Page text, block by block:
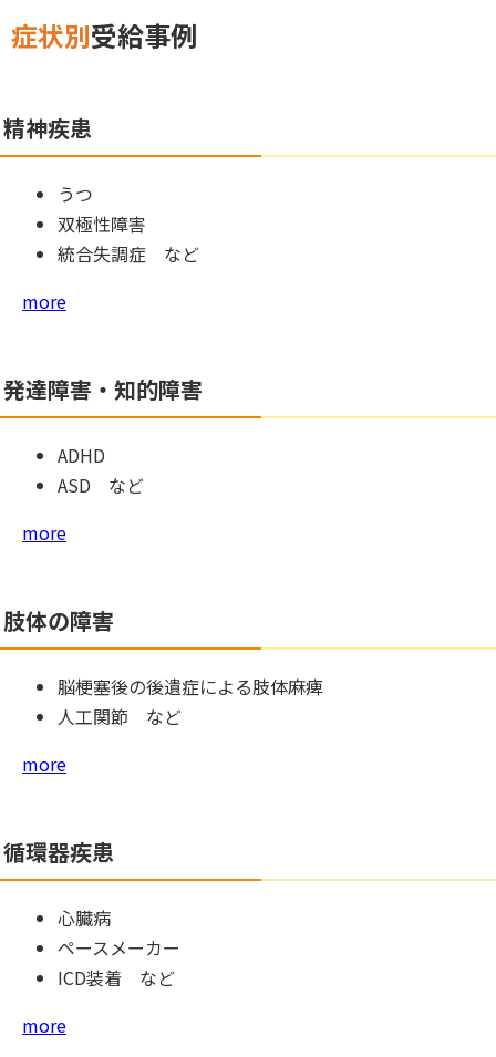
症状別受給事例
精神疾患
うつ
双極性障害
統合失調症 など
more
発達障害・知的障害
ADHD
ASD など
more
肢体の障害
脳梗塞後の後遺症による肢体麻痺
人工関節 など
more
循環器疾患
心臓病
ペースメーカー
ICD装着 など
more